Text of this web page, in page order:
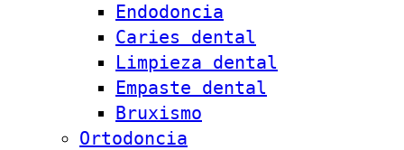
Endodoncia
Caries dental
Limpieza dental
Empaste dental
Bruxismo
Ortodoncia